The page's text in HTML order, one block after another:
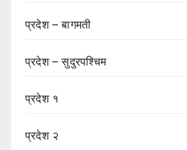
प्रदेश – बागमती
प्रदेश – सुदुरपश्चिम
प्रदेश १
प्रदेश २